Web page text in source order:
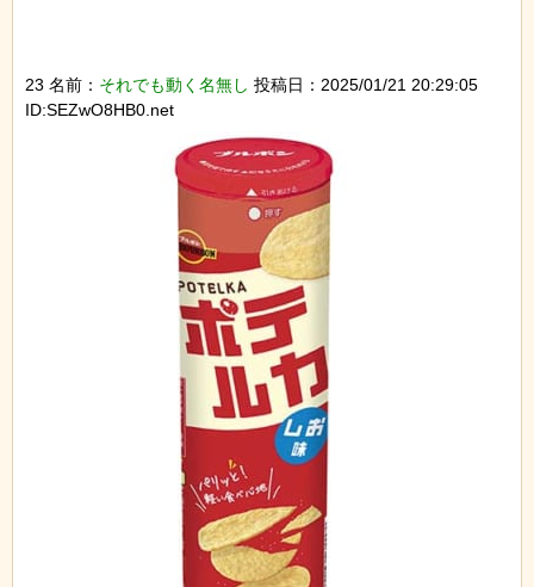
23 名前： それでも動く名無し 投稿日：2025/01/21 20:29:05
ID:SEZwO8HB0.net